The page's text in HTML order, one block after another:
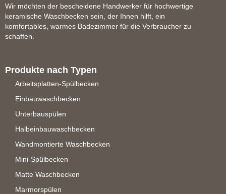
Wir möchten der bescheidene Handwerker für hochwertige
keramische Waschbecken sein, der Ihnen hilft, ein
komfortables, warmes Badezimmer für die Verbraucher zu
schaffen.
Produkte nach Typen
Arbeitsplatten-Spülbecken
Einbauwaschbecken
Unterbauspülen
Halbeinbauwaschbecken
Wandmontierte Waschbecken
Mini-Spülbecken
Matte Waschbecken
Marmorspülen